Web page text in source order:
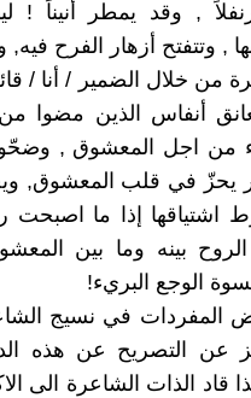
, وقد يمطر أنيناً !
, وتتفتح أزهار الفرح
من خلال الضمير / أنا /
أنفاس الذين مضوا
من اجل المعشوق ,
يحزّ في قلب المعشوق,
إذا ما اصبحت
بينه وما بين
الوجع البريء!
المفردات في نسيج
عن التصريح عن هذه
قاد الذات الشاعرة الى